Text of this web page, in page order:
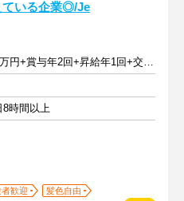
ている企業◎/Je
月給28～45.1万円+賞与年2回+昇給年1回+交通費全額
8時間以上
歓迎
髪色自由